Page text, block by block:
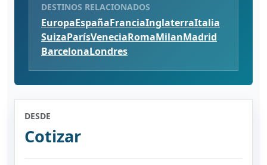
DESTINOS RELACIONADOS
EuropaEspañaFranciaInglaterraItalia
SuizaParísVeneciaRomaMilanMadrid
BarcelonaLondres
DESDE
Cotizar